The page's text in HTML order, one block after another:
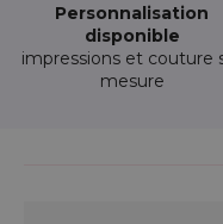
Personnalisation
disponible
impressions et couture
mesure